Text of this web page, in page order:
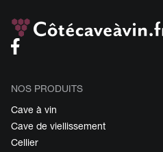
NOS PRODUITS
Cave à vin
Cave de viellissement
Cellier